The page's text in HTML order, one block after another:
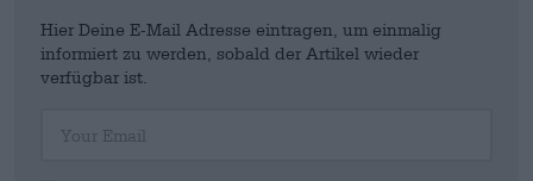
Hier Deine E-Mail Adresse eintragen, um einmalig
informiert zu werden, sobald der Artikel wieder
verfügbar ist.